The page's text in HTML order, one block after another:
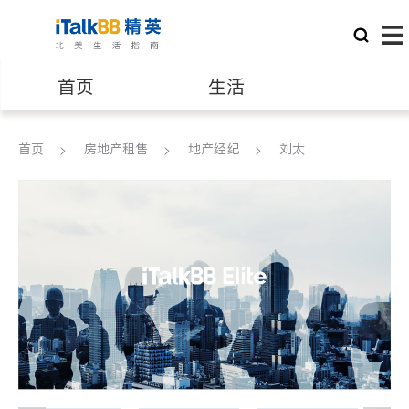
首页 生活
医生 律师
养老 非盈利组织
首页 房地产租售 地产经纪 刘太